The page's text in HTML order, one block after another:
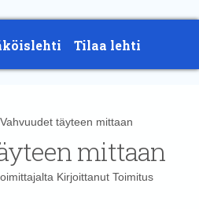
Tilaa lehti
täyteen mittaan
mittaan
Kirjoittanut Toimitus